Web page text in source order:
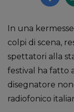
In una
colpi di scena,
spettatori alla
festival ha fatto
disegnatore
radiofonico